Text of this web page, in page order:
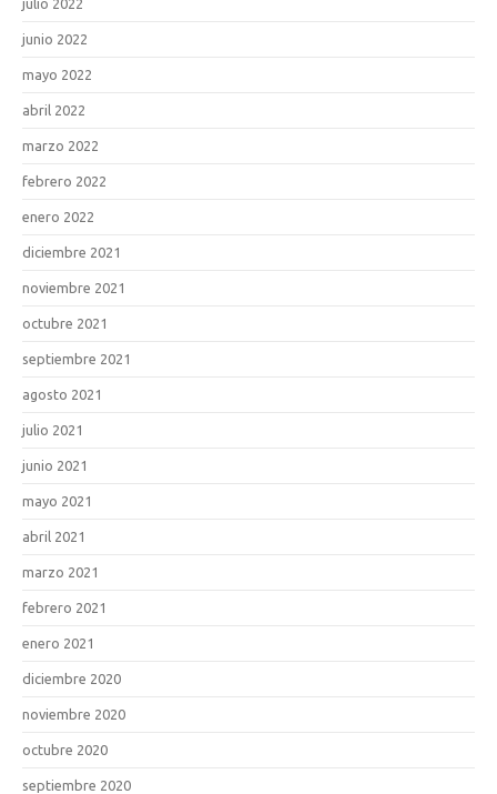
junio 2022
mayo 2022
abril 2022
marzo 2022
febrero 2022
enero 2022
diciembre 2021
noviembre 2021
octubre 2021
septiembre 2021
agosto 2021
julio 2021
junio 2021
mayo 2021
abril 2021
marzo 2021
febrero 2021
enero 2021
diciembre 2020
noviembre 2020
octubre 2020
septiembre 2020